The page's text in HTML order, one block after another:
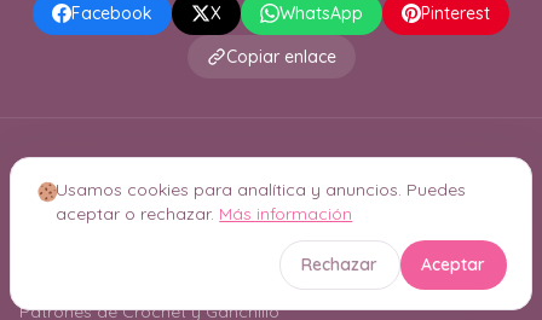
Facebook X WhatsApp
Pinterest
Copiar enlace
Patrones de Crochet y Ganchillo
Usamos cookies para analítica y anuncios. Puedes
aceptar o rechazar. Más información
Rechazar Aceptar